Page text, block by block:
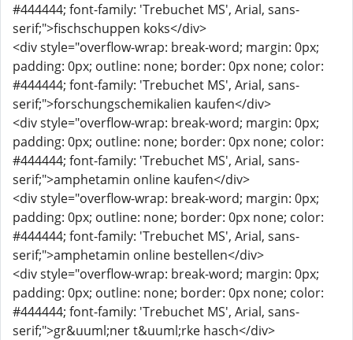
#444444; font-family: 'Trebuchet MS', Arial, sans-
serif;">fischschuppen koks</div>
<div style="overflow-wrap: break-word; margin: 0px;
padding: 0px; outline: none; border: 0px none; color:
#444444; font-family: 'Trebuchet MS', Arial, sans-
serif;">forschungschemikalien kaufen</div>
<div style="overflow-wrap: break-word; margin: 0px;
padding: 0px; outline: none; border: 0px none; color:
#444444; font-family: 'Trebuchet MS', Arial, sans-
serif;">amphetamin online kaufen</div>
<div style="overflow-wrap: break-word; margin: 0px;
padding: 0px; outline: none; border: 0px none; color:
#444444; font-family: 'Trebuchet MS', Arial, sans-
serif;">amphetamin online bestellen</div>
<div style="overflow-wrap: break-word; margin: 0px;
padding: 0px; outline: none; border: 0px none; color:
#444444; font-family: 'Trebuchet MS', Arial, sans-
serif;">gr&uuml;ner t&uuml;rke hasch</div>